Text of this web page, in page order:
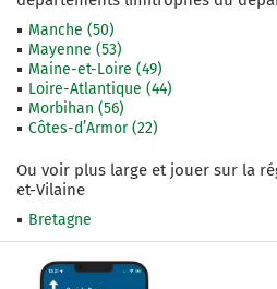
Manche (50)
Mayenne (53)
Maine-et-Loire (49)
Loire-Atlantique (44)
Morbihan (56)
Côtes-d’Armor(22)
Ou voir plus large et jouer sur la
et-Vilaine
Bretagne